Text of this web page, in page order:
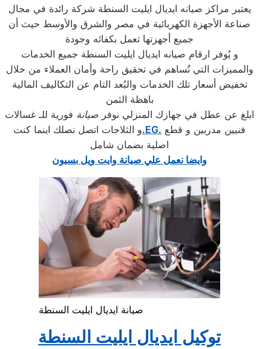
يعتبر مراكز صيانه ايديال ايليت السنطة شركة رائدة في مجال
صناعة الأجهزة الكهربائية في مصر والشرق والأوسط حيث أن
جميع أجهزتها تعمل بكفائه وجودة
و يُوفر ارقام صيانه ايديال ايليت السنطة جميع الخدمات
والمميزات التي تُساهم في تحقيق راحة وأمان العملاء من خلال
تخفيض أسعار تلك الخدمات والبُعد التام عن التكاليف المالية
باهظة الثمن
ابلغ عن عطل في جهازك المنزلي نوفر صيانة فورية للـ غسالات
و الثلاجات اتصل نصلك اينما كنت.EG.
اصلية بضمان شامل
وايضا نعمل علي صيانة وايت ويل بسيون
صيانة ايديال ايليت السنطة
توكيل ايديال ايليت السنطة